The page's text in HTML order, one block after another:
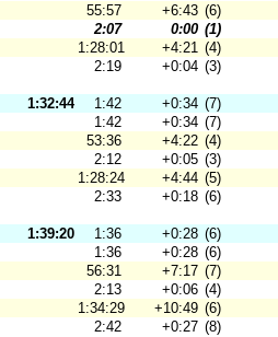
55:57
+6:43 (6)
2:07
0:00 (1)
1:28:01
+4:21 (4)
2:19
+0:04 (3)
1:32:44 1:42 +0:34 (7)
1:42 +0:34 (7)
53:36
+4:22 (4)
2:12
+0:05 (3)
1:28:24
+4:44 (5)
2:33
+0:18 (6)
1:39:20 1:36 +0:28 (6)
1:36 +0:28 (6)
56:31
+7:17 (7)
2:13
+0:06 (4)
1:34:29
+10:49 (6)
2:42
+0:27 (8)